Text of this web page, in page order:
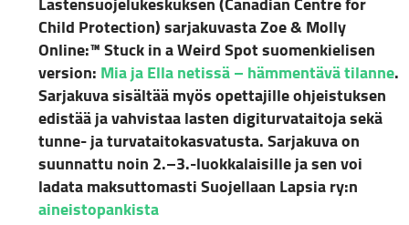
Child Protection) sarjakuvasta Zoe & Molly
Online:™ Stuck in a Weird Spot suomenkielisen
version: Mia ja Ella netissä – hämmentävä tilanne.
Sarjakuva sisältää myös opettajille ohjeistuksen
edistää ja vahvistaa lasten digiturvataitoja sekä
tunne- ja turvataitokasvatusta. Sarjakuva on
suunnattu noin 2.–3.-luokkalaisille ja sen voi
ladata maksuttomasti Suojellaan Lapsia ry:n
aineistopankista